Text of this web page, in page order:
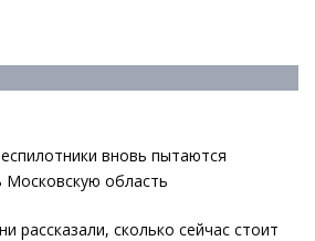
вновь пытаются
Московскую область
рассказали, сколько сейчас стоит